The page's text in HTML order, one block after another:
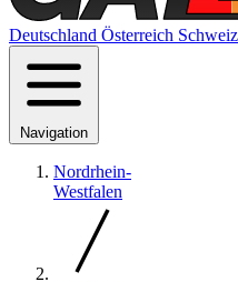
Deutschland Österreich Schweiz
Navigation
Nordrhein-
Westfalen